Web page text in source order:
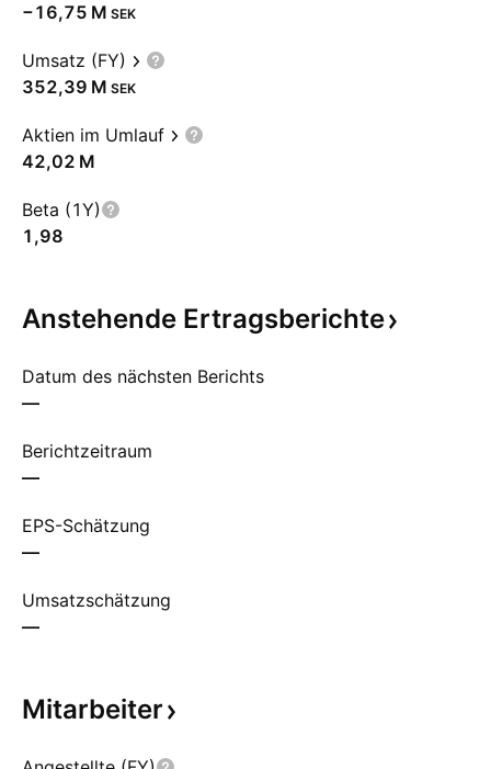
‪−16,75 M‬ SEK
Umsatz (FY)
‪352,39 M‬ SEK
Aktien im Umlauf
‪42,02 M‬
Beta (1Y)
1,98
Anstehende Ertragsberichte
Datum des nächsten Berichts
—
Berichtzeitraum
—
EPS-Schätzung
—
Umsatzschätzung
—
Mitarbeiter